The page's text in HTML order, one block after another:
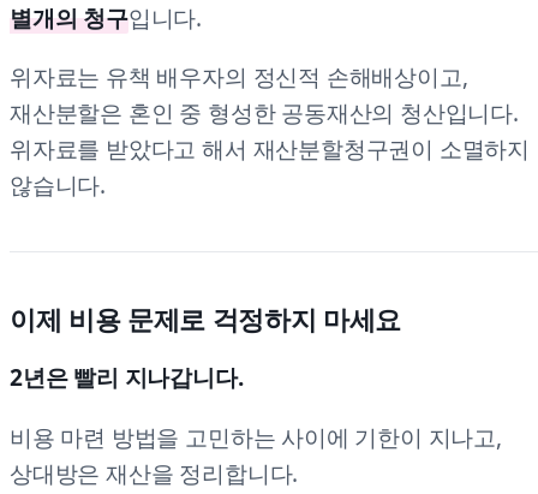
별개의 청구입니다.
위자료는 유책 배우자의 정신적 손해배상이고,
재산분할은 혼인 중 형성한 공동재산의 청산입니다.
위자료를 받았다고 해서 재산분할청구권이 소멸하지
않습니다.
이제 비용 문제로 걱정하지 마세요
2년은 빨리 지나갑니다.
비용 마련 방법을 고민하는 사이에 기한이 지나고,
상대방은 재산을 정리합니다.